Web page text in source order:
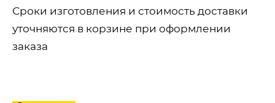
Сроки изготовления и стоимость доставки
уточняются в корзине при оформлении
заказа